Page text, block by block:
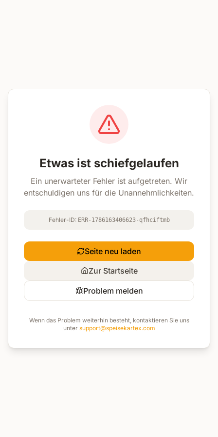
Etwas ist schiefgelaufen
Ein unerwarteter Fehler ist aufgetreten. Wir
entschuldigen uns für die Unannehmlichkeiten.
Fehler-ID: ERR-1786163406623-qfhciftmb
Seite neu laden
Zur Startseite
Problem melden
Wenn das Problem weiterhin besteht, kontaktieren Sie uns
unter support@speisekartex.com